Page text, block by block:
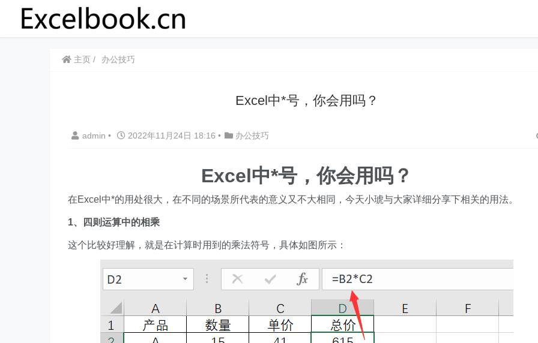
主页 办公技巧
​​Excel中*号，你会用吗？
admin • 2022年11月24日 18:16 • 办公技巧
​​Excel中*号，你会用吗？
在Excel中*的用处很大，在不同的场景所代表的意义又不大相同，今天小琥与大家详细分享下相关的用法。
1、四则运算中的相乘
这个比较好理解，就是在计算时用到的乘法符号，具体如图所示：